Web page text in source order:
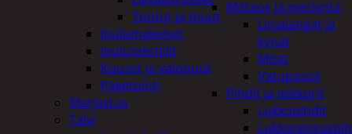
Mittaus ja merkintä
Linjalangat ja
kynät
Mitat
Vatupassit
Pihdit ja leikkurit
Lukkopihdit
Tontut ja muut
Joulumakeiset
Joulutekstiilit
Kuuset ja valopuut
Paketointi
Marjastus
Talvi